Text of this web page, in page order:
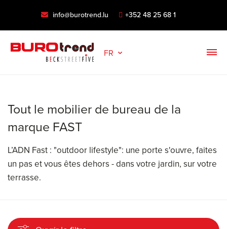
info@burotrend.lu +352 48 25 68 1
FR
Tout le mobilier de bureau de la
marque FAST
L’ADN Fast : "outdoor lifestyle": une porte s'ouvre, faites
un pas et vous êtes dehors - dans votre jardin, sur votre
terrasse.